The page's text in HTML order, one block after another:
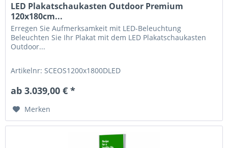
LED Plakatschaukasten Outdoor Premium
120x180cm...
Erregen Sie Aufmerksamkeit mit LED-Beleuchtung
Beleuchten Sie Ihr Plakat mit dem LED Plakatschaukasten
Outdoor...
Artikelnr: SCEOS1200x1800DLED
ab 3.039,00 € *
Merken